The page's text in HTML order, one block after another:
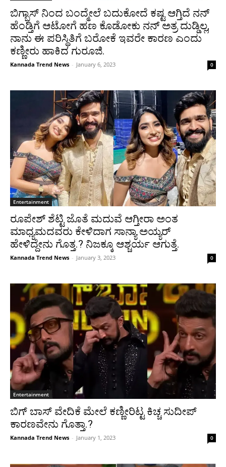
ಬಿಗ್ಬಾಸ್ ನಿಂದ ಬಂದ್ಮೇಲೆ ಬದುಕೋದೆ ಕಷ್ಟ ಆಗ್ತಿದೆ ನನ್
ಹೆಂಡ್ತಿಗೆ ಆಟೋಗೆ ಹಣ ಕೊಡೋಕು ನನ್ ಅತ್ರ ದುಡ್ಡಿಲ್ಲ,
ನಾನು ಈ ಪರಿಸ್ಥಿತಿಗೆ ಬರೋಕೆ ಇವರೇ ಕಾರಣ ಎಂದು
ಕಣ್ಣೀರು ಹಾಕಿದ ಗುರೂಜಿ.
Kannada Trend News - January 6, 2023 0
Entertainment
ರೂಪೇಶ್ ಶೆಟ್ಟಿ ಜೊತೆ ಮದುವೆ ಆಗ್ತೀರಾ ಅಂತ
ಮಾಧ್ಯಮದವರು ಕೇಳಿದಾಗ ಸಾನ್ಯಾ ಅಯ್ಯರ್
ಹೇಳಿದ್ದೇನು ಗೊತ್ತ.? ನಿಜಕ್ಕೂ ಆಶ್ಚರ್ಯ ಆಗುತ್ತೆ.
Kannada Trend News - January 3, 2023 0
Entertainment
ಬಿಗ್ ಬಾಸ್ ವೇದಿಕೆ ಮೇಲೆ ಕಣ್ಣೀರಿಟ್ಟ ಕಿಚ್ಚ ಸುದೀಪ್
ಕಾರಣವೇನು ಗೊತ್ತಾ.?
Kannada Trend News - January 1, 2023 0